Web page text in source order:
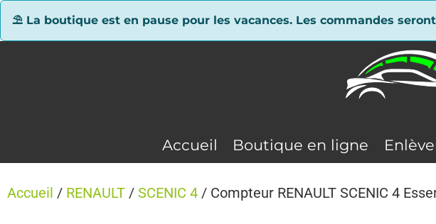
⛱ La boutique est en pause pour les vacances. Les commandes
Accueil Boutique en ligne
Accueil / RENAULT / SCENIC 4 / Compteur RENAULT SCENIC 4
Panneau de gestion des cookies